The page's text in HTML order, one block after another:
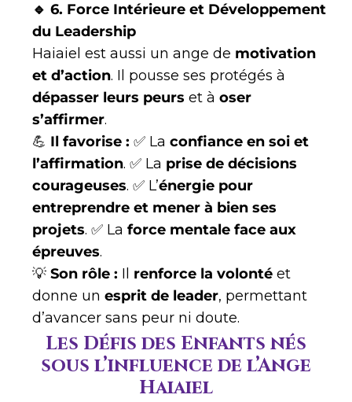
🔹 6. Force Intérieure et Développement
du Leadership
Haiaiel est aussi un ange de motivation
et d’action. Il pousse ses protégés à
dépasser leurs peurs et à oser
s’affirmer.
💪 Il favorise : ✅ La confiance en soi et
l’affirmation. ✅ La prise de décisions
courageuses. ✅ L’énergie pour
entreprendre et mener à bien ses
projets. ✅ La force mentale face aux
épreuves.
💡 Son rôle : Il renforce la volonté et
donne un esprit de leader, permettant
d’avancer sans peur ni doute.
Les Défis des Enfants nés
sous l’influence de l’Ange
Haiaiel